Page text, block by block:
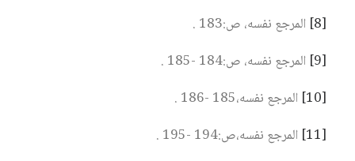
[8]
المرجع نفسه، ص:183 .
[9]
المرجع نفسه، ص:184 -185 .
[10]
المرجع نفسه،185 -186 .
[11]
المرجع نفسه،ص:194 -195 .